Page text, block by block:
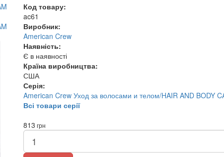
Код товару:
ac61
Виробник:
American Crew
Наявність:
Є в наявності
Країна виробництва:
США
Серія:
American Crew Уход за волосами и телом/HAIR AND BODY
Всі товари серії
813 грн